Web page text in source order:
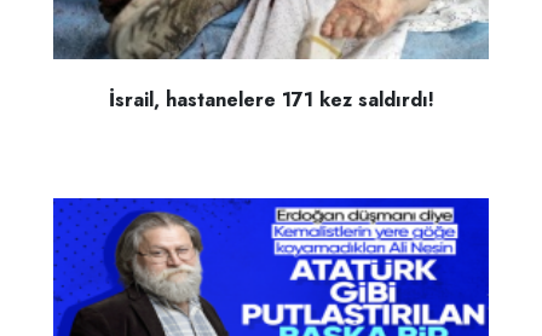
İsrail, hastanelere 171 kez saldırdı!